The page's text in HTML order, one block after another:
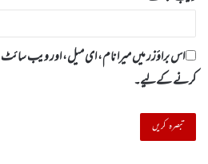
اس براؤزر میں میرا نام، ای میل، اور ویب سائٹ
کرنے کےلیے۔